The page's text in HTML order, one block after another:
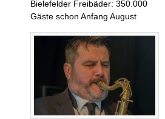
Bielefelder Freibäder: 350.000
Gäste schon Anfang August